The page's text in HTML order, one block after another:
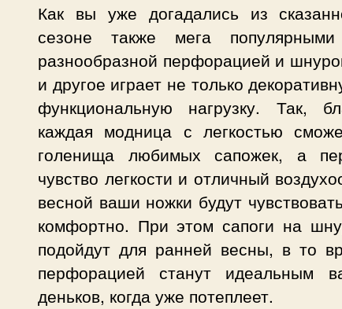
Как вы уже догадались из
сезоне также мега
разнообразной перфорацией и
и другое играет не только
функциональную нагрузку. Так,
каждая модница с легкостью
голенища любимых сапожек, а
чувство легкости и отличный
весной ваши ножки будут
комфортно. При этом сапоги на
подойдут для ранней весны, в то
перфорацией станут идеальным
деньков, когда уже потеплеет.